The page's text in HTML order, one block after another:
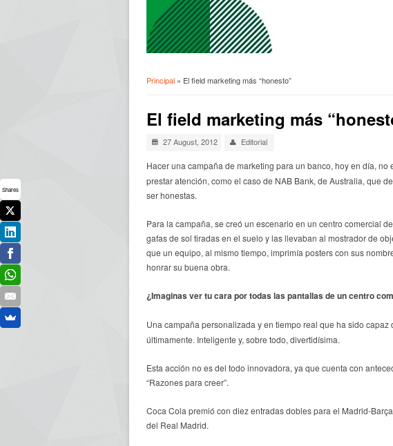
Principal » El field marketing más “honesto”
El field marketing más
27 August, 2012 Editorial
Hacer una campaña de marketing para un banco, hoy en día,
prestar atención, como el caso de NAB Bank, de Australia, que
ser honestas.
Para la campaña, se creó un escenario en un centro comercial
gafas de sol tiradas en el suelo y las llevaban al mostrador de
que un equipo, al mismo tiempo, imprimía posters con sus
honrar su buena obra.
¿Imaginas ver tu cara por todas las pantallas de un centro
Una campaña personalizada y en tiempo real que ha sido capaz
últimamente. Inteligente y, sobre todo, divertidísima.
Esta acción no es del todo innovadora, ya que cuenta con
“Razones para creer”.
Coca Cola premió con diez entradas dobles para el Madrid-
del Real Madrid.
Shares